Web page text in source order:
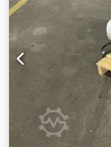
Transportcolli [st.]:
getoonde prijs is
verrekenbaar
mogelijk van alles
Stroomberg